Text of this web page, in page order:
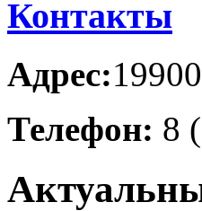
Контакты
Адрес:
Телефон: 8